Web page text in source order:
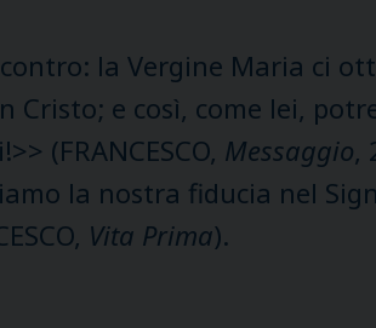
la Vergine Maria ci
Cristo; e così, come lei,
(FRANCESCO, Messaggio,
la nostra fiducia nel
Vita Prima).